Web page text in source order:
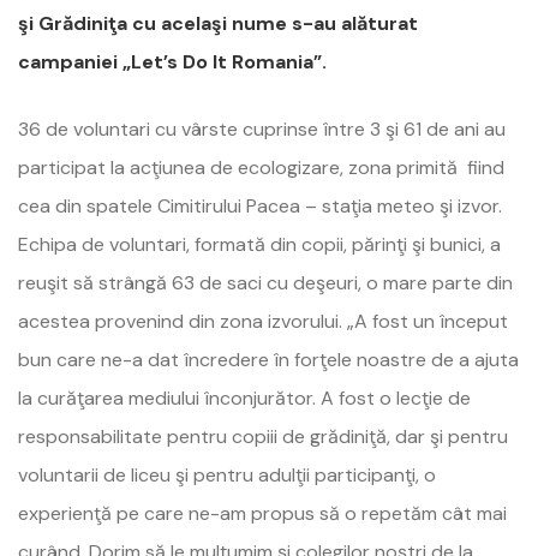
şi Grădiniţa cu acelaşi nume s-au alăturat
campaniei „Let’s Do It Romania”.
36 de voluntari cu vârste cuprinse între 3 şi 61 de ani au
participat la acţiunea de ecologizare, zona primită fiind
cea din spatele Cimitirului Pacea – staţia meteo şi izvor.
Echipa de voluntari, formată din copii, părinţi şi bunici, a
reuşit să strângă 63 de saci cu deşeuri, o mare parte din
acestea provenind din zona izvorului. „A fost un început
bun care ne-a dat încredere în forţele noastre de a ajuta
la curăţarea mediului înconjurător. A fost o lecţie de
responsabilitate pentru copiii de grădiniţă, dar şi pentru
voluntarii de liceu şi pentru adulţii participanţi, o
experienţă pe care ne-am propus să o repetăm cât mai